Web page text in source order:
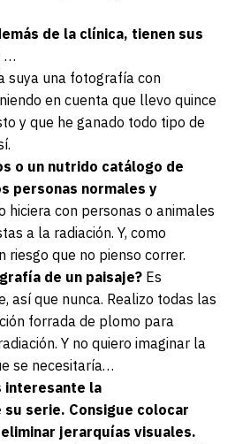
de la clínica, tienen sus
…
suya una fotografía con
en cuenta que llevo quince
y que he ganado todo tipo de
o un nutrido catálogo de
personas normales y
hiciera con personas o animales
a la radiación. Y, como
riesgo que no pienso correr.
de un paisaje? Es
así que nunca. Realizo todas las
forrada de plomo para
Y no quiero imaginar la
se necesitaría…
interesante la
serie. Consigue colocar
jerarquías visuales.